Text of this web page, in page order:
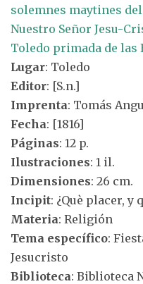
solemnes maytines
Nuestro Señor Jesu-
Toledo primada de las
Lugar: Toledo
Editor: [S.n.]
Imprenta: Tomás
Fecha: [1816]
Páginas: 12 p.
Ilustraciones: 1 il.
Dimensiones: 26 cm.
Incipit: ¿Què placer, y
Materia: Religión
Tema específico:
Jesucristo
Biblioteca: Biblioteca